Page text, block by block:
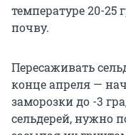
температуре 20-25
почву.
Пересаживать
конце апреля —
заморозки до -3
сельдерей, нужно